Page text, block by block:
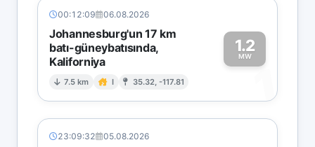
00:12:09 06.08.2026
Johannesburg'un 17 km
batı-güneybatısında,
Kaliforniya
7.5 km I 35.32, -117.81
1.2
MW
1
23:09:32 05.08.2026